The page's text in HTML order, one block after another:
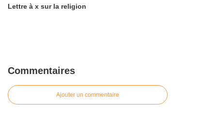
Lettre à x sur la religion
Commentaires
Ajouter un commentaire